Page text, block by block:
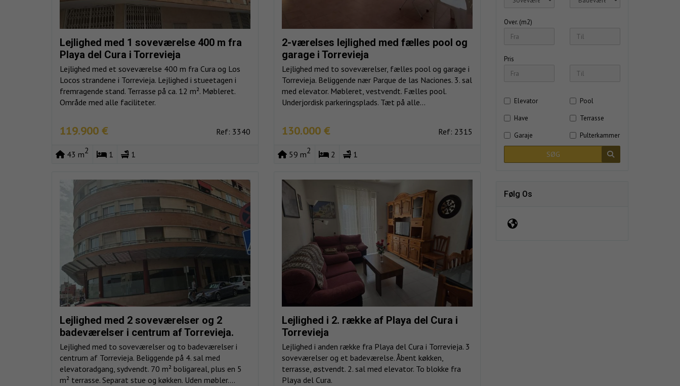
Lejlighed med 1 soveværelse 400 m fra
Playa del Cura i Torrevieja
Lejlighed med et soveværelse 400 m fra Cura og Los
Locos strandene i Torrevieja. Lejlighed i stueetagen i
fremragende stand. Terrasse på ca. 12 m². Møbleret.
Område med alle faciliteter.
119.900 € Ref: 3340
43 m2 1 1
2-værelses lejlighed med fælles pool og
garage i Torrevieja
Lejlighed med to soveværelser, fælles pool og garage i
Torrevieja. Beliggende nær Parque de las Naciones. 3. sal
med elevator. Møbleret, vestvendt. Fælles pool.
Underjordisk parkeringsplads. Tæt på alle...
130.000 € Ref: 2315
59 m2 2 1
Lejlighed med 2 soveværelser og 2
badeværelser i centrum af Torrevieja.
Lejlighed med to soveværelser og to badeværelser i
centrum af Torrevieja. Beliggende på 4. sal med
elevatoradgang, sydvendt. 70 m² boligareal, plus en 5
m² terrasse. Separat stue og køkken. Uden møbler....
Lejlighed i 2. række af Playa del Cura i
Torrevieja
Lejlighed i anden række fra Playa del Cura i Torrevieja. 3
soveværelser og et badeværelse. Åbent køkken,
terrasse, østvendt. 2. sal med elevator. To blokke fra
Playa del Cura.
Over. (m2)
Pris
Elevator
Pool
Have
Terrasse
Garaje
Pulterkammer
SØG
Følg Os